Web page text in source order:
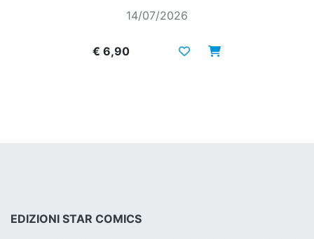
14/07/2026
€ 6,90
EDIZIONI STAR COMICS